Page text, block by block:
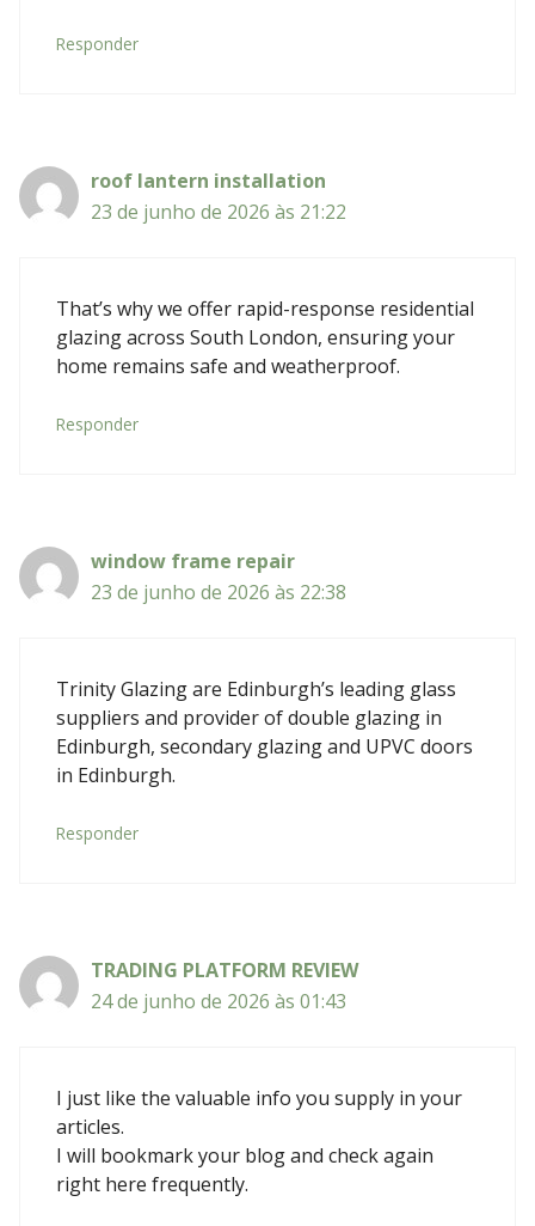
Responder
roof lantern installation
23 de junho de 2026 às 21:22
That’s why we offer rapid-response residential
glazing across South London, ensuring your
home remains safe and weatherproof.
Responder
window frame repair
23 de junho de 2026 às 22:38
Trinity Glazing are Edinburgh’s leading glass
suppliers and provider of double glazing in
Edinburgh, secondary glazing and UPVC doors
in Edinburgh.
Responder
TRADING PLATFORM REVIEW
24 de junho de 2026 às 01:43
I just like the valuable info you supply in your
articles.
I will bookmark your blog and check again
right here frequently.